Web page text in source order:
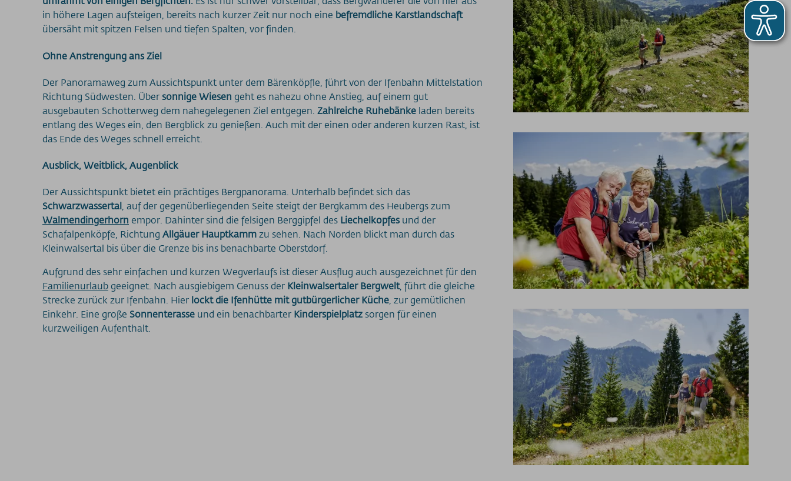
in höhere Lagen aufsteigen, bereits nach kurzer Zeit nur noch eine befremdliche Karstlandschaft
übersäht mit spitzen Felsen und tiefen Spalten, vor finden.
Ohne Anstrengung ans Ziel
Der Panoramaweg zum Aussichtspunkt unter dem Bärenköpfle, führt von der Ifenbahn Mittelstation
Richtung Südwesten. Übersonnige Wiesen geht es nahezu ohne Anstieg, auf einem gut
ausgebauten Schotterweg dem nahegelegenen Ziel entgegen. Zahlreiche Ruhebänke laden bereits
entlang des Weges ein, den Bergblick zu genießen. Auch mit der einen oder anderen kurzen Rast, ist
das Ende des Weges schnell erreicht.
Ausblick, Weitblick, Augenblick
Der Aussichtspunkt bietet ein prächtiges Bergpanorama. Unterhalb befindet sich das
Schwarzwassertal, auf der gegenüberliegenden Seite steigt der Bergkamm des Heubergs zum
Walmendingerhorn empor. Dahinter sind die felsigen Berggipfel des Liechelkopfes und der
Schafalpenköpfe, Richtung Allgäuer Hauptkammzu sehen. Nach Norden blickt man durch das
Kleinwalsertal bis über die Grenze bis ins benachbarte Oberstdorf.
Aufgrund des sehr einfachen und kurzen Wegverlaufs ist dieser Ausflug auch ausgezeichnet für den
Familienurlaub geeignet. Nach ausgiebigem Genuss der Kleinwalsertaler Bergwelt, führt die gleiche
Strecke zurück zur Ifenbahn. Hier lockt die Ifenhütte mit gutbürgerlicher Küche, zur gemütlichen
Einkehr. Eine große Sonnenterasse und ein benachbarter Kinderspielplatzsorgen für einen
kurzweiligen Aufenthalt.